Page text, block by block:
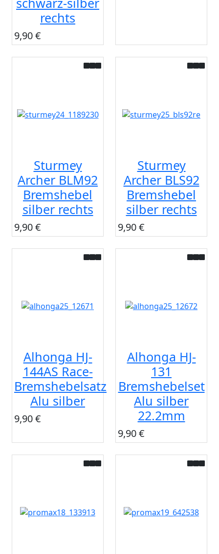
rechts
9,90 €
Sturmey
Archer BLM92
Bremshebel
silber rechts
9,90 €
Sturmey
Archer BLS92
Bremshebel
silber rechts
9,90 €
Alhonga HJ-
144AS Race-
Bremshebelsatz
Alu silber
9,90 €
Alhonga HJ-
131
Bremshebelset
Alu silber
22.2mm
9,90 €